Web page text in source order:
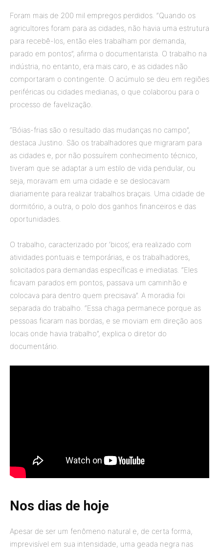
Foram mais de 200 mil empregos perdidos. “Quando os
agricultores foram para as cidades, não havia uma estrutura
para recebê-los, então eles trabalham por demanda,
parado em pontos”, afirma o documentarista. O trabalho na
indústria, no entanto, era mais caro, e as cidades não
comportaram o contingente. O acúmulo se deu em regiões
periféricas ou cidades medianas, o que colaborou para o
processo de favelização.
“Bóias-frias são o resultado das mudanças no campo”,
destaca Justino. São os trabalhadores que migraram para
as cidades e, por não possuírem conhecimento técnico,
tiveram que se adaptar a um estilo de vida pendular, ou
seja, moravam em uma cidade e se deslocavam
diariamente para realizar trabalhos braçais. Uma cidade de
dormitório, a outra, o polo dos ganhos financeiros e das
oportunidades.
O trabalho, caracterizado por ‘bicos’, era realizado com
atividades pontuais e temporárias, e os trabalhadores,
solicitados para demandas específicas e imediatas. “Eles
ficavam parados em pontos, passava um caminhão e
colocava para dentro quem precisava”. A moradia foi
separada do trabalho. “Essa chaga permanece porque as
pessoas ficaram nas bordas, e se moviam em direção aos
locais onde havia trabalho”, explica o diretor do
documentário.
Nos dias de hoje
Apesar de ser um fenômeno natural e, de certa forma,
imprevisível em sua intensidade, uma geada negra nas